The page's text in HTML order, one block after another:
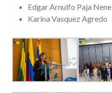
Edgar Arnulfo Paja Nene
Karina Vasquez Agredo